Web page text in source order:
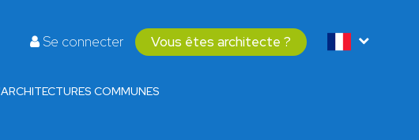
Se connecter Vous êtes architecte ?
COMMUNES